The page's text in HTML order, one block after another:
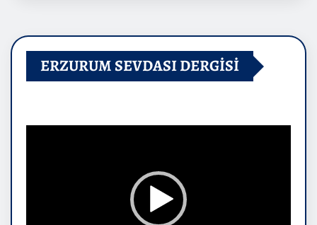
ERZURUM SEVDASI DERGİSİ